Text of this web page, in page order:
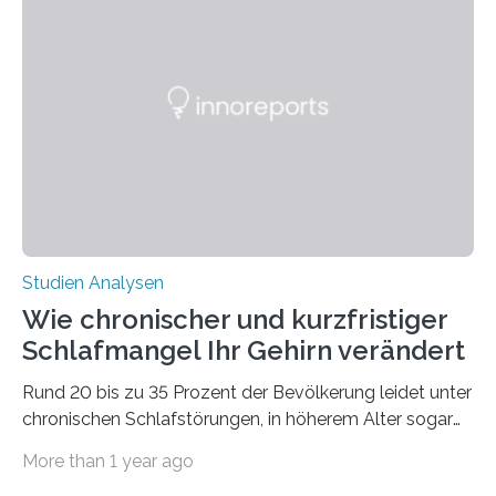
derzeitigen Verbreitungsgebiets bis zum Jahr 2100
Studien Analysen
Wie chronischer und kurzfristiger
Schlafmangel Ihr Gehirn verändert
Rund 20 bis zu 35 Prozent der Bevölkerung leidet unter
chronischen Schlafstörungen, in höherem Alter sogar
Erwachsene kennt zudem ein kurzfristiges Schlafdefizit:
More than 1 year ago